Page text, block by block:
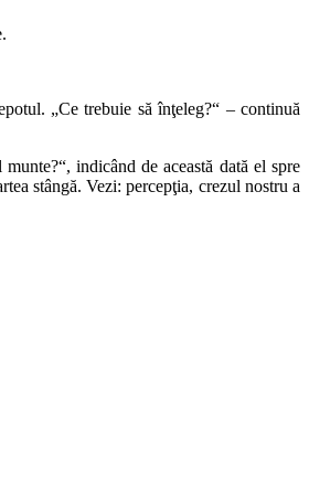
„Ce trebuie să înţeleg?“ – continuă
indicând de această dată el spre
stângă. Vezi: percepţia, crezul nostru a